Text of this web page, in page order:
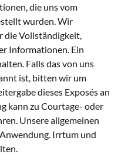
die uns vom
wurden. Wir
die Vollständigkeit,
Informationen. Ein
Falls das von uns
ist, bitten wir um
dieses Exposés an
kann zu Courtage- oder
Unsere allgemeinen
Irrtum und